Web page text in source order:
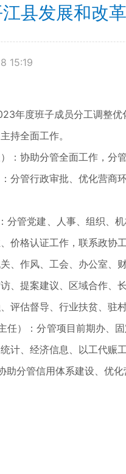
县发展和改
15:19
年度班子成员分工调整优
持全面工作。
：协助分管全面工作，分管
分管行政审批、优化营商
管党建、人事、组织、
价格认证工作，联系政协工
、作风、工会、办公室、
、提案建议、区域合作、
评估督导、行业扶贫、驻
任）：分管项目前期办、
计、经济信息、以工代赈
分管信用体系建设、优化